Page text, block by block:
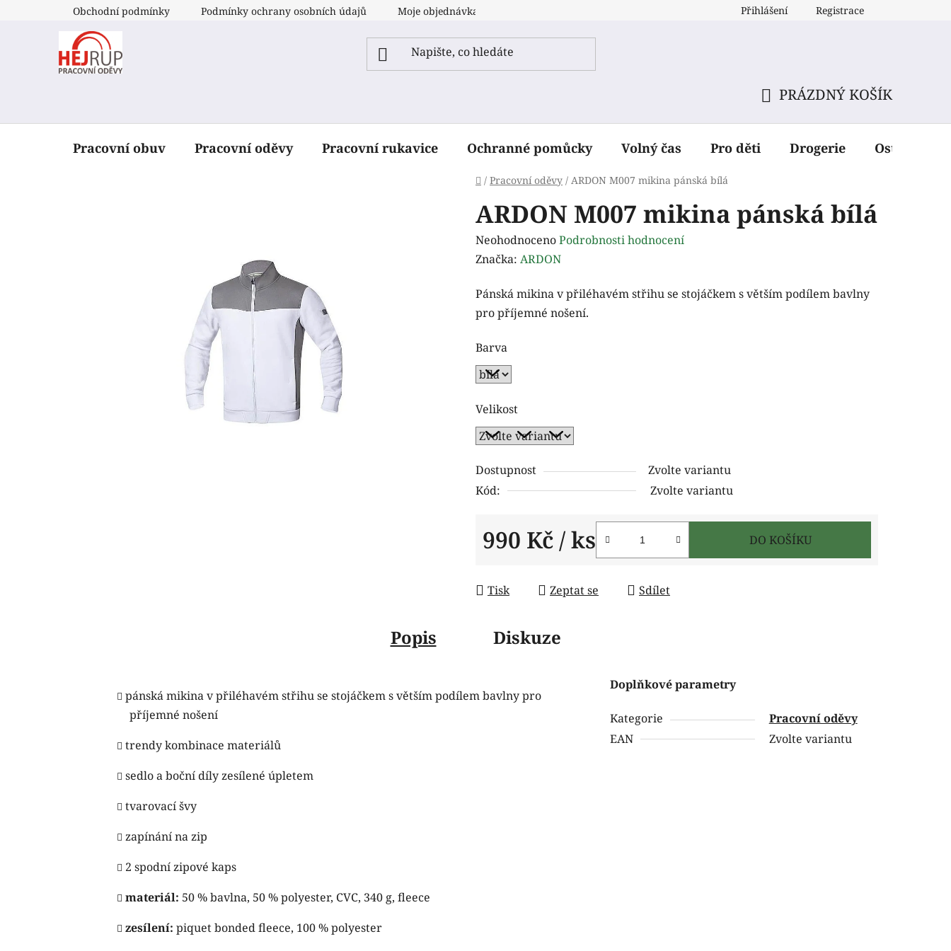
Obchodní podmínky Podmínky ochrany osobních údajů Moje objednávka Přihlášení Registrace
KOŠÍK
PRÁZDNÝ KOŠÍK
Pracovní obuv Pracovní oděvy Pracovní rukavice Ochranné pomůcky Volný čas Pro děti Drogerie Ostatní
Domů
/ Pracovní oděvy / ARDON M007 mikina pánská bílá
ARDON M007 mikina pánská bílá
Průměrné
hodnocení
je
0,0
5
hvězdiček.
NeohodnocenoPodrobnosti hodnocení
Značka: ARDON
Pánská mikina v přiléhavém střihu se stojáčkem s větším podílem bavlny
pro příjemné nošení.
Barva
Velikost
Dostupnost
Zvolte variantu
Kód:
Zvolte variantu
990 Kč / ks DO KOŠÍKU
Tisk Zeptat se Sdílet
Popis Diskuze
pánská mikina v přiléhavém střihu se stojáčkem s větším podílem bavlny pro
příjemné nošení
trendy kombinace materiálů
sedlo a boční díly zesílené úpletem
tvarovací švy
zapínání na zip
2 spodní zipové kaps
materiál: 50 % bavlna, 50 % polyester, CVC, 340 g, fleece
zesílení: piquet bonded fleece, 100 % polyester
Doplňkové parametry
Kategorie
Pracovní oděvy
EAN
Zvolte variantu